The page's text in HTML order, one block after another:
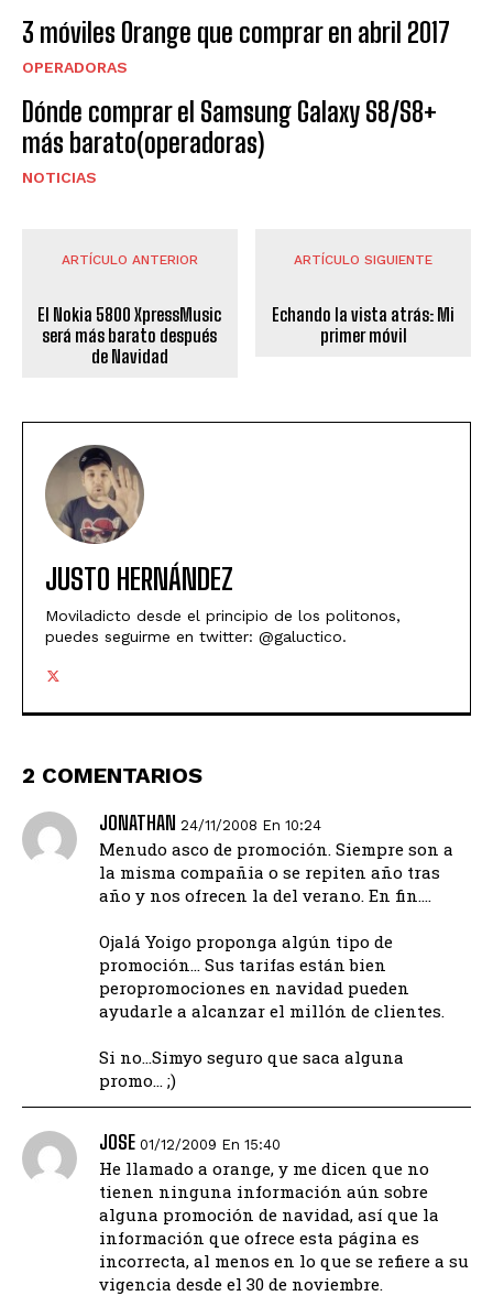
3 móviles Orange que comprar en abril 2017
OPERADORAS
Dónde comprar el Samsung Galaxy S8/S8+
más barato(operadoras)
NOTICIAS
ARTÍCULO ANTERIOR
El Nokia 5800 XpressMusic
será más barato después
de Navidad
ARTÍCULO SIGUIENTE
Echando la vista atrás: Mi
primer móvil
JUSTO HERNÁNDEZ
Moviladicto desde el principio de los politonos,
puedes seguirme en twitter: @galuctico.
2 COMENTARIOS
JONATHAN 24/11/2008 En 10:24
Menudo asco de promoción. Siempre son a
la misma compañia o se repiten año tras
año y nos ofrecen la del verano. En fin….
Ojalá Yoigo proponga algún tipo de
promoción… Sus tarifas están bien
peropromociones en navidad pueden
ayudarle a alcanzar el millón de clientes.
Si no…Simyo seguro que saca alguna
promo… ;)
JOSE 01/12/2009 En 15:40
He llamado a orange, y me dicen que no
tienen ninguna información aún sobre
alguna promoción de navidad, así que la
información que ofrece esta página es
incorrecta, al menos en lo que se refiere a su
vigencia desde el 30 de noviembre.